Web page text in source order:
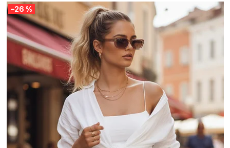
–26 %